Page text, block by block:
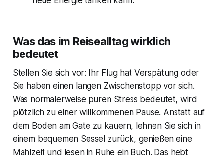
Was das im Reisealltag wirklich
bedeutet
Stellen Sie sich vor: Ihr Flug hat Verspätung oder
Sie haben einen langen Zwischenstopp vor sich.
Was normalerweise puren Stress bedeutet, wird
plötzlich zu einer willkommenen Pause. Anstatt auf
dem Boden am Gate zu kauern, lehnen Sie sich in
einem bequemen Sessel zurück, genießen eine
Mahlzeit und lesen in Ruhe ein Buch. Das hebt